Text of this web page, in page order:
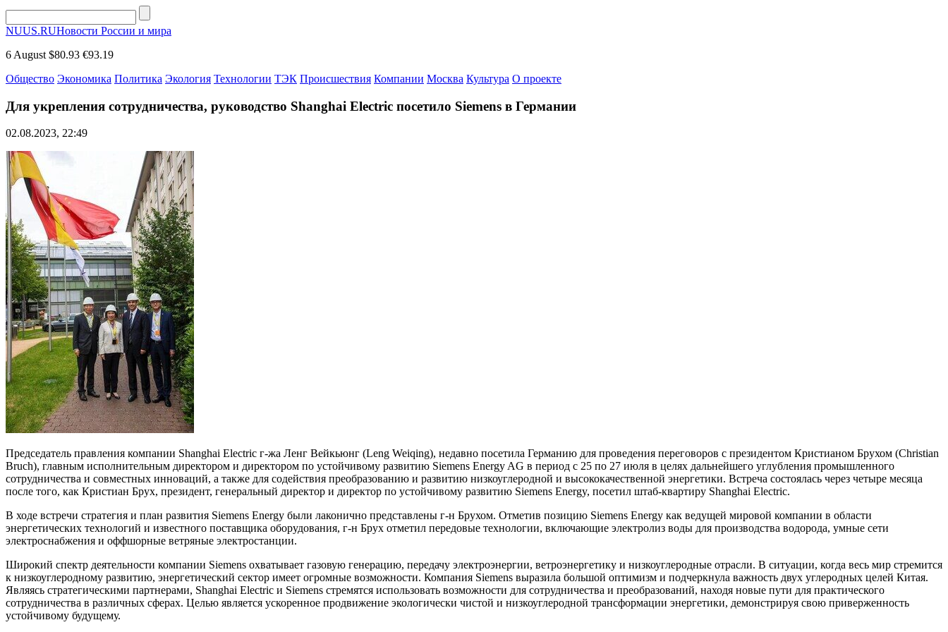
NUUS.RUНовости России и мира
6 August $80.93 €93.19
Общество Экономика Политика Экология Технологии ТЭК Происшествия Компании Москва Культура О проекте
Для укрепления сотрудничества, руководство Shanghai Electric посетило Siemens в Германии
02.08.2023, 22:49
Председатель правления компании Shanghai Electric г-жа Ленг Вейкьюнг (Leng Weiqing), недавно посетила Германию для проведения переговоров с президентом Кристианом Брухом (Christian
Bruch), главным исполнительным директором и директором по устойчивому развитию Siemens Energy AG в период с 25 по 27 июля в целях дальнейшего углубления промышленного
сотрудничества и совместных инноваций, а также для содействия преобразованию и развитию низкоуглеродной и высококачественной энергетики. Встреча состоялась через четыре месяца
после того, как Кристиан Брух, президент, генеральный директор и директор по устойчивому развитию Siemens Energy, посетил штаб-квартиру Shanghai Electric.
В ходе встречи стратегия и план развития Siemens Energy были лаконично представлены г-н Брухом. Отметив позицию Siemens Energy как ведущей мировой компании в области
энергетических технологий и известного поставщика оборудования, г-н Брух отметил передовые технологии, включающие электролиз воды для производства водорода, умные сети
электроснабжения и оффшорные ветряные электростанции.
Широкий спектр деятельности компании Siemens охватывает газовую генерацию, передачу электроэнергии, ветроэнергетику и низкоуглеродные отрасли. В ситуации, когда весь мир стремится
к низкоуглеродному развитию, энергетический сектор имеет огромные возможности. Компания Siemens выразила большой оптимизм и подчеркнула важность двух углеродных целей Китая.
Являясь стратегическими партнерами, Shanghai Electric и Siemens стремятся использовать возможности для сотрудничества и преобразований, находя новые пути для практического
сотрудничества в различных сферах. Целью является ускоренное продвижение экологически чистой и низкоуглеродной трансформации энергетики, демонстрируя свою приверженность
устойчивому будущему.